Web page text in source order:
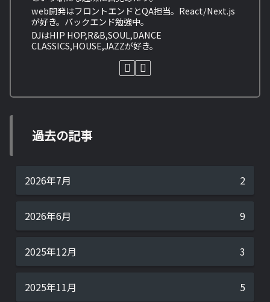
web開発はフロントエンドとQA担当。React/Next.js
が好き。バックエンド勉強中。
DJはHIP HOP,R&B,SOUL,DANCE
CLASSICS,HOUSE,JAZZが好き。
過去の記事
2026年7月 2
2026年6月 9
2025年12月 3
2025年11月 5